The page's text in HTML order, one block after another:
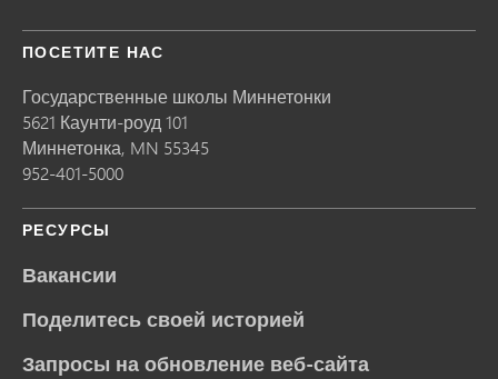
ПОСЕТИТЕ НАС
Государственные школы Миннетонки
5621 Каунти-роуд 101
Миннетонка, MN 55345
952-401-5000
РЕСУРСЫ
Вакансии
Поделитесь своей историей
Запросы на обновление веб-сайта